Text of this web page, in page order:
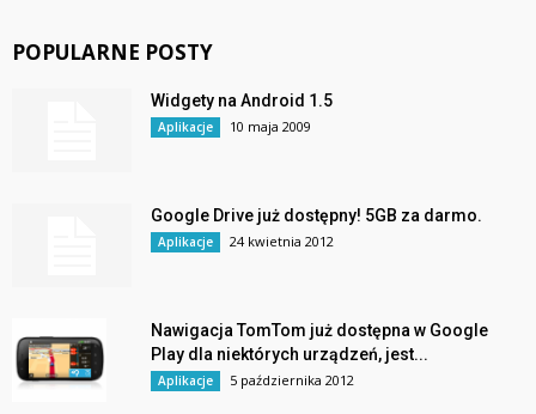
POPULARNE POSTY
Widgety na Android 1.5
Aplikacje 10 maja 2009
Google Drive już dostępny! 5GB za darmo.
Aplikacje 24 kwietnia 2012
Nawigacja TomTom już dostępna w Google
Play dla niektórych urządzeń, jest...
Aplikacje 5 października 2012